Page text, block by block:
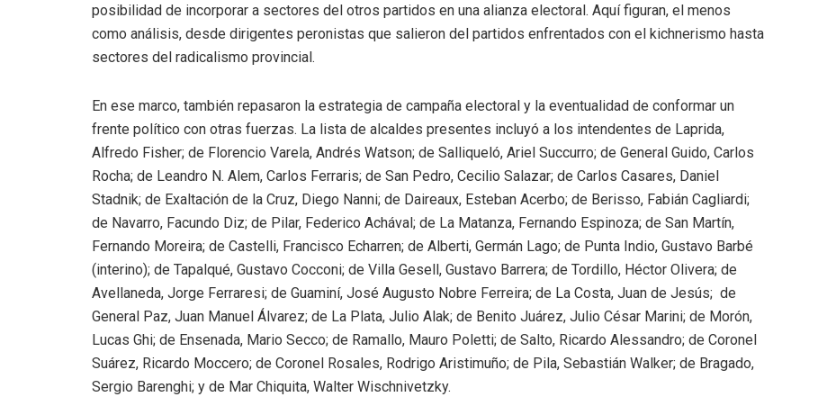
posibilidad de incorporar a sectores del otros partidos en una alianza electoral. Aquí figuran, el menos
como análisis, desde dirigentes peronistas que salieron del partidos enfrentados con el kichnerismo hasta
sectores del radicalismo provincial.
En ese marco, también repasaron la estrategia de campaña electoral y la eventualidad de conformar un
frente político con otras fuerzas. La lista de alcaldes presentes incluyó a los intendentes de Laprida,
Alfredo Fisher; de Florencio Varela, Andrés Watson; de Salliqueló, Ariel Succurro; de General Guido, Carlos
Rocha; de Leandro N. Alem, Carlos Ferraris; de San Pedro, Cecilio Salazar; de Carlos Casares, Daniel
Stadnik; de Exaltación de la Cruz, Diego Nanni; de Daireaux, Esteban Acerbo; de Berisso, Fabián Cagliardi;
de Navarro, Facundo Diz; de Pilar, Federico Achával; de La Matanza, Fernando Espinoza; de San Martín,
Fernando Moreira; de Castelli, Francisco Echarren; de Alberti, Germán Lago; de Punta Indio, Gustavo Barbé
(interino); de Tapalqué, Gustavo Cocconi; de Villa Gesell, Gustavo Barrera; de Tordillo, Héctor Olivera; de
Avellaneda, Jorge Ferraresi; de Guaminí, José Augusto Nobre Ferreira; de La Costa, Juan de Jesús; de
General Paz, Juan Manuel Álvarez; de La Plata, Julio Alak; de Benito Juárez, Julio César Marini; de Morón,
Lucas Ghi; de Ensenada, Mario Secco; de Ramallo, Mauro Poletti; de Salto, Ricardo Alessandro; de Coronel
Suárez, Ricardo Moccero; de Coronel Rosales, Rodrigo Aristimuño; de Pila, Sebastián Walker; de Bragado,
Sergio Barenghi; y de Mar Chiquita, Walter Wischnivetzky.